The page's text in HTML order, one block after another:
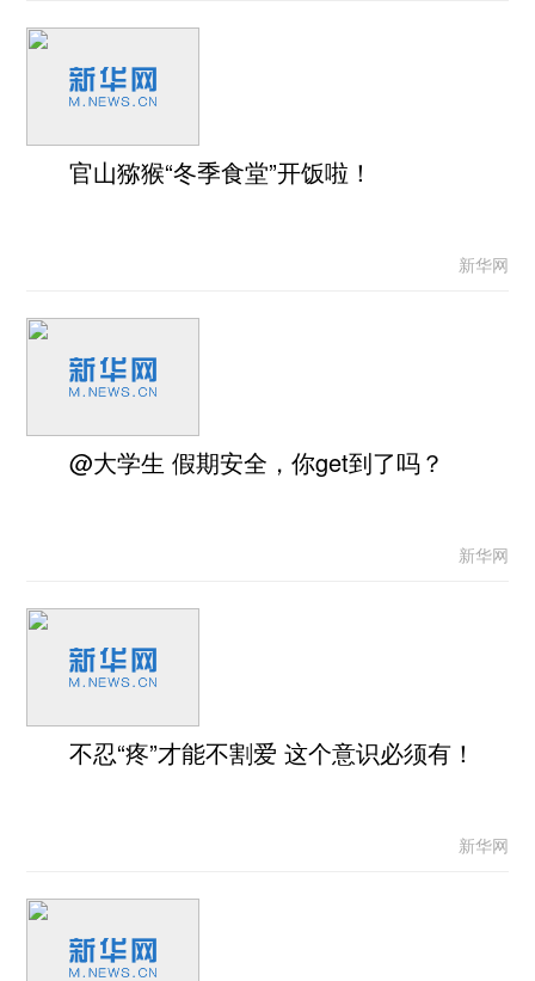
官山猕猴“冬季食堂”开饭啦！
新华网
@大学生 假期安全，你get到了吗？
新华网
不忍“疼”才能不割爱 这个意识必须有！
新华网